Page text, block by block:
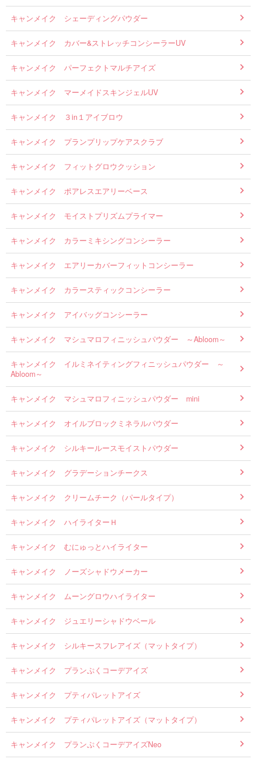
キャンメイク シェーディングパウダー
キャンメイク カバー&ストレッチコンシーラーUV
キャンメイク パーフェクトマルチアイズ
キャンメイク マーメイドスキンジェルUV
キャンメイク ３in１アイブロウ
キャンメイク プランプリップケアスクラブ
キャンメイク フィットグロウクッション
キャンメイク ポアレスエアリーベース
キャンメイク モイストプリズムプライマー
キャンメイク カラーミキシングコンシーラー
キャンメイク エアリーカバーフィットコンシーラー
キャンメイク カラースティックコンシーラー
キャンメイク アイバッグコンシーラー
キャンメイク マシュマロフィニッシュパウダー ～Abloom～
キャンメイク イルミネイティングフィニッシュパウダー ～
Abloom～
キャンメイク マシュマロフィニッシュパウダー mini
キャンメイク オイルブロックミネラルパウダー
キャンメイク シルキールースモイストパウダー
キャンメイク グラデーションチークス
キャンメイク クリームチーク（パールタイプ）
キャンメイク ハイライターＨ
キャンメイク むにゅっとハイライター
キャンメイク ノーズシャドウメーカー
キャンメイク ムーングロウハイライター
キャンメイク ジュエリーシャドウベール
キャンメイク シルキースフレアイズ（マットタイプ）
キャンメイク プランぷくコーデアイズ
キャンメイク プティパレットアイズ
キャンメイク プティパレットアイズ（マットタイプ）
キャンメイク プランぷくコーデアイズNeo